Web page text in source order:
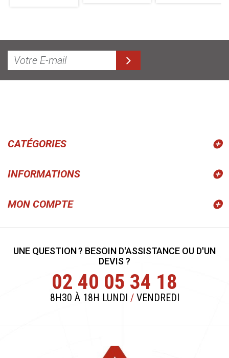
CATÉGORIES
INFORMATIONS
MON COMPTE
UNE QUESTION ? BESOIN D'ASSISTANCE OU D'UN
DEVIS ?
02 40 05 34 18
8H30 À 18H LUNDI /VENDREDI